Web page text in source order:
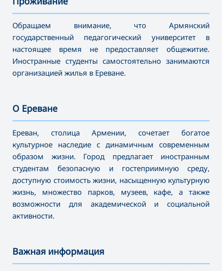
Обращаем внимание, что Армянский
государственный педагогический университет в
настоящее время не предоставляет общежитие.
Иностранные студенты самостоятельно занимаются
организацией жилья в Ереване.
О Ереване
Ереван, столица Армении, сочетает богатое
культурное наследие с динамичным современным
образом жизни. Город предлагает иностранным
студентам безопасную и гостеприимную среду,
доступную стоимость жизни, насыщенную культурную
жизнь, множество парков, музеев, кафе, а также
возможности для академической и социальной
активности.
Важная информация